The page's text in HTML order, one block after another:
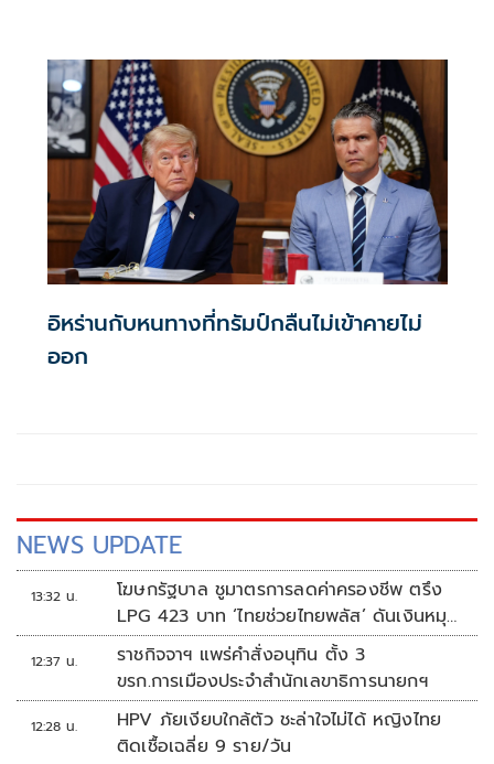
อิหร่านกับหนทางที่ทรัมป์กลืนไม่เข้าคายไม่
ออก
NEWS UPDATE
13:32 น.
โฆษกรัฐบาล ชูมาตรการลดค่าครองชีพ ตรึง
LPG 423 บาท ‘ไทยช่วยไทยพลัส’ ดันเงินหมุน
แสนล้าน
12:37 น.
ราชกิจจาฯ แพร่คำสั่งอนุทิน ตั้ง 3
ขรก.การเมืองประจำสำนักเลขาธิการนายกฯ
12:28 น.
HPV ภัยเงียบใกล้ตัว ชะล่าใจไม่ได้ หญิงไทย
ติดเชื้อเฉลี่ย 9 ราย/วัน